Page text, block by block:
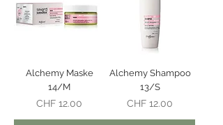
Alchemy Maske
14/M
Preis
CHF 12.00
Alchemy Shampoo
13/S
Preis
CHF 12.00